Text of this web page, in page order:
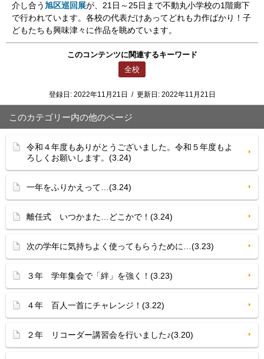
介し合う旭区巡回展が、21日～25日まで不動丸小学校の1階廊下
で行われています。各校の代表だけあってどれも力作ばかり！子
どもたちも興味津々に作品を眺めています。
このコンテンツに関連するキーワード
全校
登録日: 2022年11月21日 / 更新日: 2022年11月21日
このカテゴリー内の他のページ
令和４年度もありがとうございました。令和５年度もよ
ろしくお願いします。(3.24)
一年をふりかえって…(3.24)
離任式 いつかまた…どこかで！(3.24)
次の学年に気持ちよく使ってもらうために…(3.23)
３年 学年集会で「絆」を強く！(3.23)
４年 百人一首にチャレンジ！(3.22)
２年 リコーダー講習会を行いました♪(3.20)